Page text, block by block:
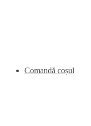
Comandă coșul